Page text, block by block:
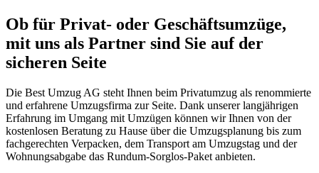
Ob für Privat- oder Geschäftsumzüge,
mit uns als Partner sind Sie auf der
sicheren Seite
Die Best Umzug AG steht Ihnen beim Privatumzug als renommierte
und erfahrene Umzugsfirma zur Seite. Dank unserer langjährigen
Erfahrung im Umgang mit Umzügen können wir Ihnen von der
kostenlosen Beratung zu Hause über die Umzugsplanung bis zum
fachgerechten Verpacken, dem Transport am Umzugstag und der
Wohnungsabgabe das Rundum-Sorglos-Paket anbieten.